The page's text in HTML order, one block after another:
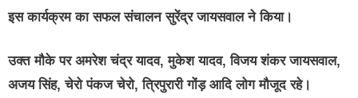
इस कार्यक्रम का सफल संचालन सुरेंद्र जायसवाल ने किया।
उक्त मौके पर अमरेश चंद्र यादव, मुकेश यादव, विजय शंकर जायसवाल,
अजय सिंह, चेरो पंकज चेरो, त्रिपुरारी गोंड़ आदि लोग मौजूद रहे।